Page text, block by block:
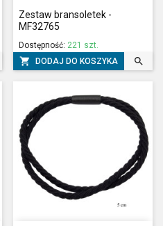
Zestaw bransoletek -
MF32765
Dostępność: 221 szt.
 DODAJ DO KOSZYKA 